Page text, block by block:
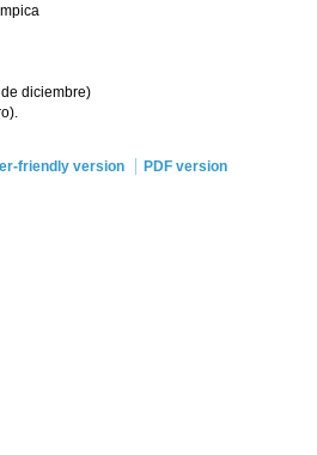
diciembre)
friendly version PDF version